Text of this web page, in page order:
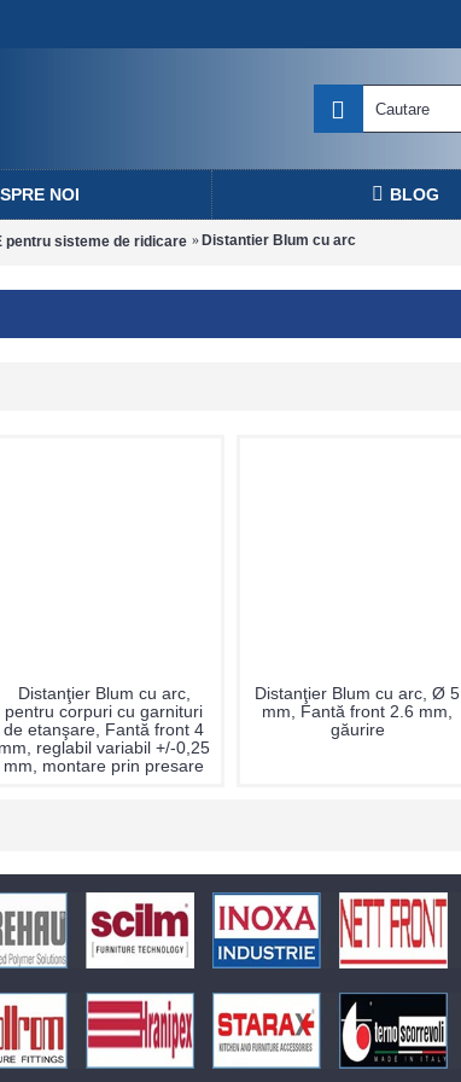
NOI BLOG
pentru sisteme de ridicare Distantier Blum cu arc
Distanţier Blum cu arc,
pentru corpuri cu garnituri
de etanşare, Fantă front 4
mm, reglabil variabil +/-0,25
mm, montare prin presare
Distanţier Blum cu arc, Ø 5
mm, Fantă front 2.6 mm,
găurire